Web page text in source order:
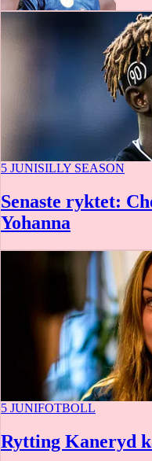
5 JUNISILLY SEASON
Senaste ryktet:
Yohanna
5 JUNIFOTBOLL
Rytting Kaneryd